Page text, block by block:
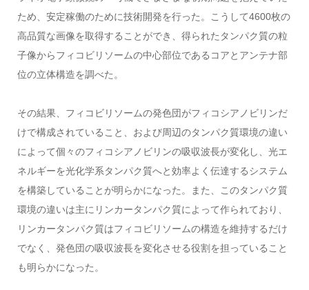
ため、安定稼働のために技術開発を行った。こうして4600枚の
高品質な画像を取得することができ、得られたタンパク質の粒
子像からフィコビリソームの中心部位であるコアとアンテナ部
位の立体構造を調べた。
その結果、フィコビリソームの発色団がフィコシアノビリンだ
けで構成されていること、および周辺のタンパク質環境の違い
によって個々のフィコシアノビリンの吸収波長が変化し、光エ
ネルギーを光化学系タンパク質へと効率よく伝達するシステム
を構築していることが明らかになった。また、このタンパク質
環境の違いは主にリンカータンパク質によって作られており、
リンカータンパク質はフィコビリソームの構造を維持するだけ
でなく、発色団の吸収波長を変化させる役割を担っていること
も明らかになった。